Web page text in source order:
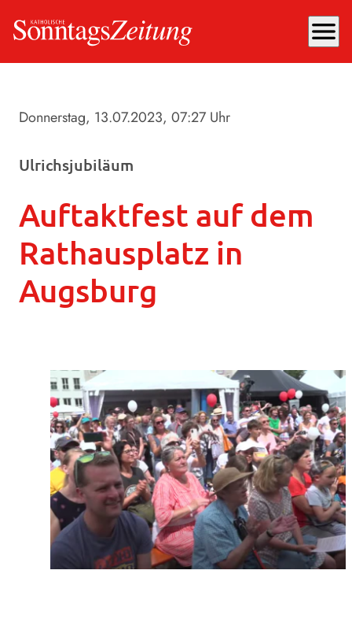
menu
Donnerstag, 13.07.2023, 07:27 Uhr
Ulrichsjubiläum
Auftaktfest auf dem
Rathausplatz in
Augsburg